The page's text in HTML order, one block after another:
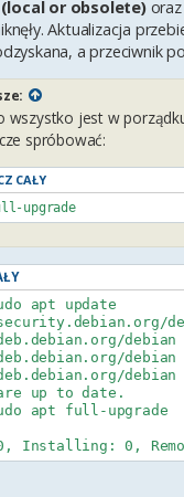
or obsolete)oraz
Aktualizacja
a przeciwnik
wszystko jest w
spróbować:
CAŁY
sudo apt full-upgrade
apt update
debian
debian
are up to date.
apt full-upgrade